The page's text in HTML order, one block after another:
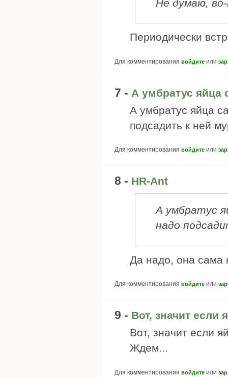
Не думаю, во-
Периодически
Для комментирования войдите или
7 - А умбратус яйца
А умбратус яйца
подсадить к ней
Для комментирования войдите или
8 - HR-Ant
А умбратус
надо
Да надо, она сама
Для комментирования войдите или
9 - Вот, значит если
Вот, значит если
Ждем...
Для комментирования войдите или